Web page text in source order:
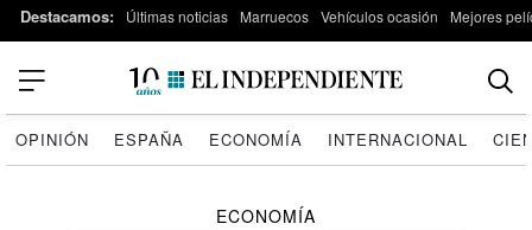
Destacamos: Últimas noticias Marruecos Vehículos ocasión Mejores
OPINIÓN ESPAÑA ECONOMÍA INTERNACIONAL
ECONOMÍA